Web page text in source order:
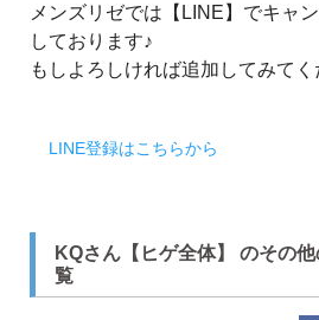
メンズリゼでは【LINE】でキャ
しております♪
もしよろしければ追加してみて
LINE登録はこちらから
KQさん【ヒゲ全体】 のその
覧